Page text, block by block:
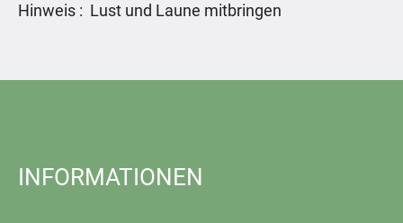
Hinweis : Lust und Laune mitbringen
INFORMATIONEN